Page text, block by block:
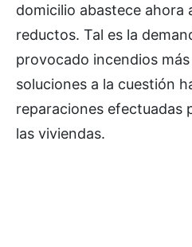
domicilio abastece ahora
reductos. Tal es la
provocado incendios
soluciones a la cuestión
reparaciones efectuadas
las viviendas.